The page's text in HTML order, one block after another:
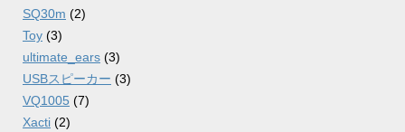
SQ30m (2)
Toy (3)
ultimate_ears (3)
USBスピーカー (3)
VQ1005 (7)
Xacti (2)